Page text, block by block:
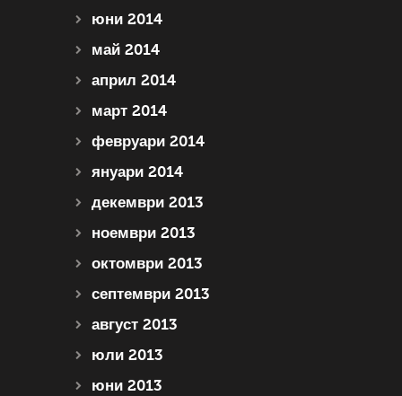
юни 2014
май 2014
април 2014
март 2014
февруари 2014
януари 2014
декември 2013
ноември 2013
октомври 2013
септември 2013
август 2013
юли 2013
юни 2013